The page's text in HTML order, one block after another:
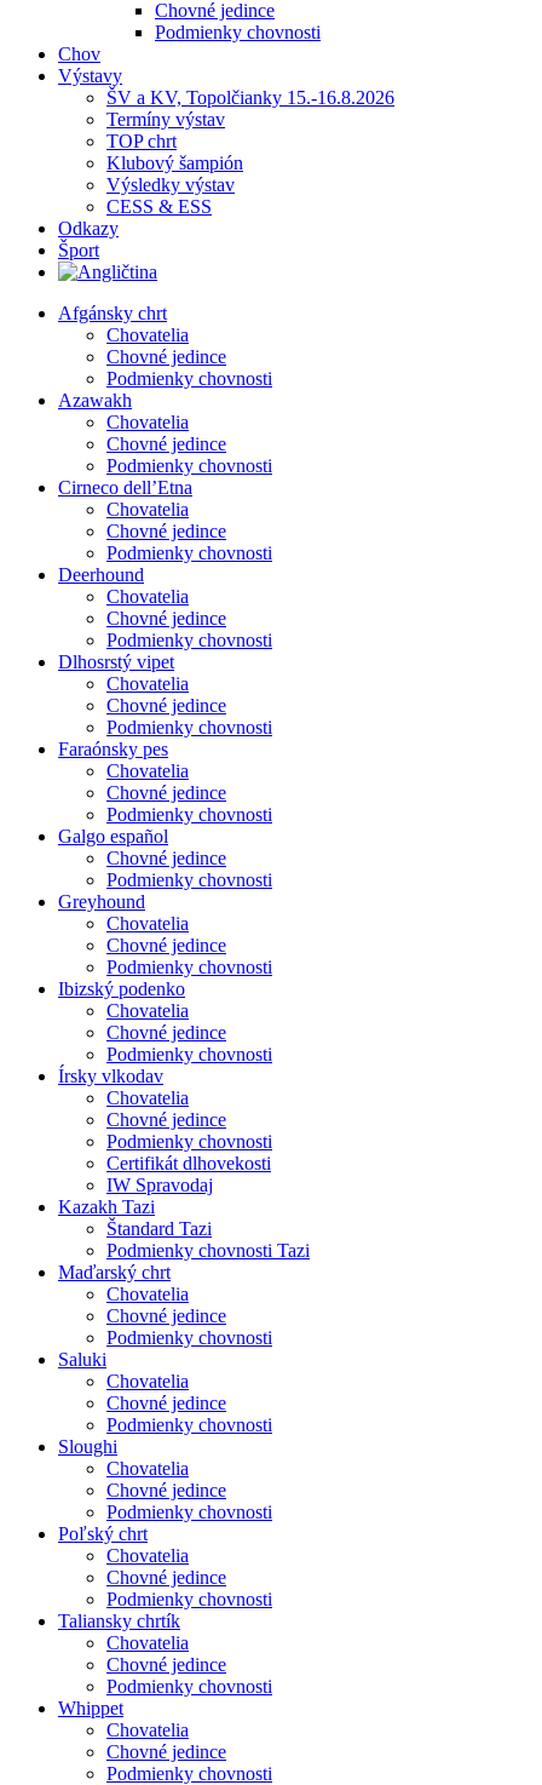
Chovné jedince
Podmienky chovnosti
Chov
Výstavy
ŠV a KV, Topolčianky 15.-16.8.2026
Termíny výstav
TOP chrt
Klubový šampión
Výsledky výstav
CESS & ESS
Odkazy
Šport
Afgánsky chrt
Chovatelia
Chovné jedince
Podmienky chovnosti
Azawakh
Chovatelia
Chovné jedince
Podmienky chovnosti
Cirneco dell’Etna
Chovatelia
Chovné jedince
Podmienky chovnosti
Deerhound
Chovatelia
Chovné jedince
Podmienky chovnosti
Dlhosrstý vipet
Chovatelia
Chovné jedince
Podmienky chovnosti
Faraónsky pes
Chovatelia
Chovné jedince
Podmienky chovnosti
Galgo español
Chovné jedince
Podmienky chovnosti
Greyhound
Chovatelia
Chovné jedince
Podmienky chovnosti
Ibizský podenko
Chovatelia
Chovné jedince
Podmienky chovnosti
Írsky vlkodav
Chovatelia
Chovné jedince
Podmienky chovnosti
Certifikát dlhovekosti
IW Spravodaj
Kazakh Tazi
Štandard Tazi
Podmienky chovnosti Tazi
Maďarský chrt
Chovatelia
Chovné jedince
Podmienky chovnosti
Saluki
Chovatelia
Chovné jedince
Podmienky chovnosti
Sloughi
Chovatelia
Chovné jedince
Podmienky chovnosti
Poľský chrt
Chovatelia
Chovné jedince
Podmienky chovnosti
Taliansky chrtík
Chovatelia
Chovné jedince
Podmienky chovnosti
Whippet
Chovatelia
Chovné jedince
Podmienky chovnosti